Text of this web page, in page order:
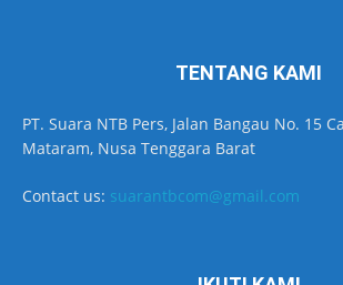
TENTANG KAMI
PT. Suara NTB Pers, Jalan Bangau No. 15
Mataram, Nusa Tenggara Barat
Contact us: suarantbcom@gmail.com